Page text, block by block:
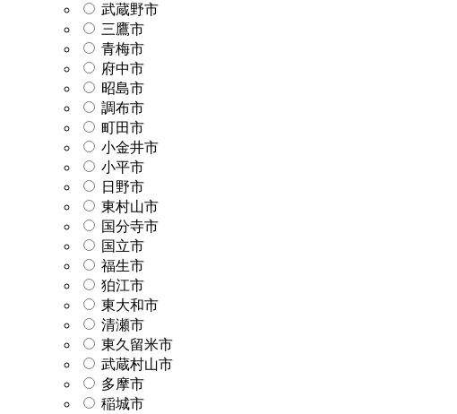
武蔵野市
三鷹市
青梅市
府中市
昭島市
調布市
町田市
小金井市
小平市
日野市
東村山市
国分寺市
国立市
福生市
狛江市
東大和市
清瀬市
東久留米市
武蔵村山市
多摩市
稲城市